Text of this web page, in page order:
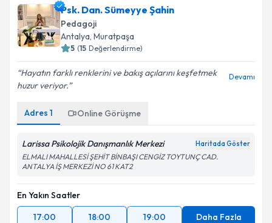
Psk. Dan. Sümeyye Şahin
Pedagoji
Antalya, Muratpaşa
5 (15 Değerlendirme)
Hayatın farklı renklerini ve bakış açılarını keşfetmek
huzur veriyor.
Devamı
Adres 1 Online Görüşme
Larissa Psikolojik Danışmanlık Merkezi Haritada Göster
ELMALI MAHALLESİ ŞEHİT BİNBAŞI CENGİZ TOYTUNÇ CAD.
ANTALYA İŞ MERKEZİ NO 61 KAT2
En Yakın Saatler
17:00
18:00 19:00 Daha Fazla